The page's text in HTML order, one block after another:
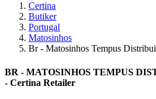
Certina
Butiker
Portugal
Matosinhos
Br - Matosinhos Tempus
BR - MATOSINHOS TEMPUS
- Certina Retailer